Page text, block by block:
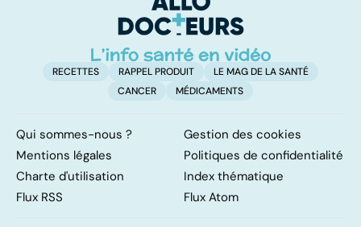
RECETTES RAPPEL PRODUIT
LE MAG DE LA SANTÉ
CANCER
MÉDICAMENTS
Qui sommes-nous ?
Gestion des cookies
Mentions légales
Politiques de confidentialité
Charte d'utilisation
Index thématique
Flux RSS
Flux Atom